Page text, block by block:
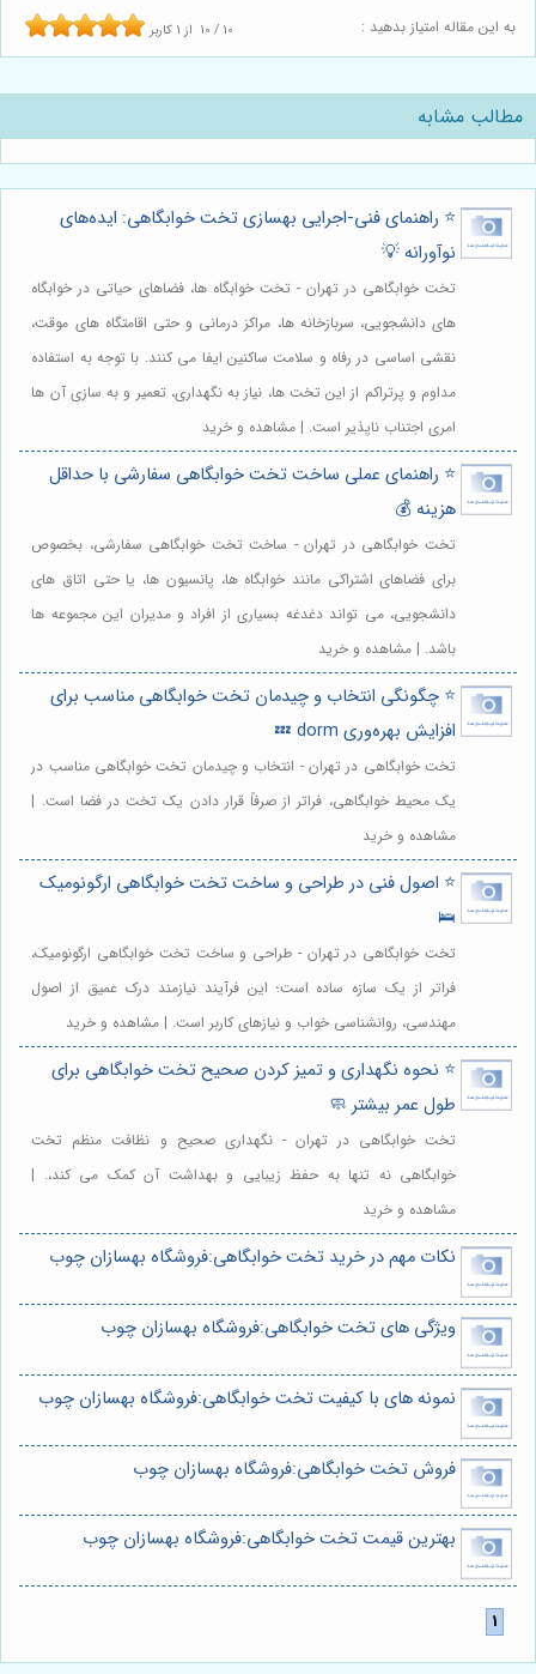
به این مقاله امتیاز بدهید : 10 / 10 از 1 کاربر
مطالب مشابه
⭐️ راهنمای فنی-اجرایی بهسازی تخت خوابگاهی: ایده‌های
نوآورانه 💡
تخت خوابگاهی در تهران - تخت خوابگاه ها، فضاهای حیاتی در خوابگاه
های دانشجویی، سربازخانه ها، مراکز درمانی و حتی اقامتگاه های موقت،
نقشی اساسی در رفاه و سلامت ساکنین ایفا می کنند. با توجه به استفاده
مداوم و پرتراکم از این تخت ها، نیاز به نگهداری، تعمیر و به سازی آن ها
امری اجتناب ناپذیر است. | مشاهده و خرید
⭐️ راهنمای عملی ساخت تخت خوابگاهی سفارشی با حداقل
هزینه 💰
تخت خوابگاهی در تهران - ساخت تخت خوابگاهی سفارشی، بخصوص
برای فضاهای اشتراکی مانند خوابگاه ها، پانسیون ها، یا حتی اتاق های
دانشجویی، می تواند دغدغه بسیاری از افراد و مدیران این مجموعه ها
باشد. | مشاهده و خرید
⭐️ چگونگی انتخاب و چیدمان تخت خوابگاهی مناسب برای
افزایش بهره‌وری dorm 💤
تخت خوابگاهی در تهران - انتخاب و چیدمان تخت خوابگاهی مناسب در
یک محیط خوابگاهی، فراتر از صرفاً قرار دادن یک تخت در فضا است. |
مشاهده و خرید
⭐️ اصول فنی در طراحی و ساخت تخت خوابگاهی ارگونومیک
🛌
تخت خوابگاهی در تهران - طراحی و ساخت تخت خوابگاهی ارگونومیک،
فراتر از یک سازه ساده است؛ این فرآیند نیازمند درک عمیق از اصول
مهندسی، روانشناسی خواب و نیازهای کاربر است. | مشاهده و خرید
⭐️ نحوه نگهداری و تمیز کردن صحیح تخت خوابگاهی برای
طول عمر بیشتر 🧼
تخت خوابگاهی در تهران - نگهداری صحیح و نظافت منظم تخت
خوابگاهی نه تنها به حفظ زیبایی و بهداشت آن کمک می کند،. |
مشاهده و خرید
نکات مهم در خرید تخت خوابگاهی:فروشگاه بهسازان چوب
ویژگی های تخت خوابگاهی:فروشگاه بهسازان چوب
نمونه های با کیفیت تخت خوابگاهی:فروشگاه بهسازان چوب
فروش تخت خوابگاهی:فروشگاه بهسازان چوب
بهترین قیمت تخت خوابگاهی:فروشگاه بهسازان چوب